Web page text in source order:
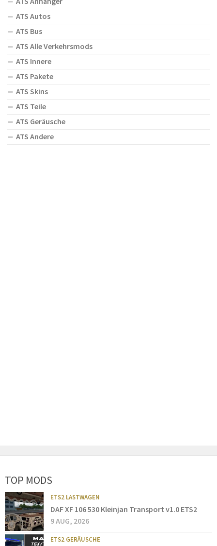
ATS Autos
ATS Bus
ATS Alle Verkehrsmods
ATS Innere
ATS Pakete
ATS Skins
ATS Teile
ATS Geräusche
ATS Andere
TOP MODS
ETS2 LASTWAGEN
DAF XF 106 530 Kleinjan Transport v1.0 ETS2
9 AUG, 2026
ETS2 GERÄUSCHE